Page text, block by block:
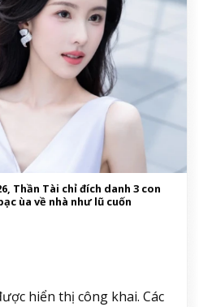
Thần Tài chỉ đích danh 3 con
ùa về nhà như lũ cuốn
hiển thị công khai. Các